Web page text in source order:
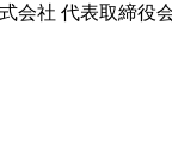
会社 代表取締役